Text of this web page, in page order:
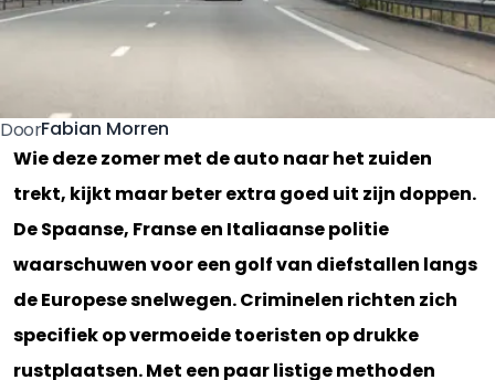
DoorFabian Morren
Wie deze zomer met de auto naar het zuiden
trekt, kijkt maar beter extra goed uit zijn doppen.
De Spaanse, Franse en Italiaanse politie
waarschuwen voor een golf van diefstallen langs
de Europese snelwegen. Criminelen richten zich
specifiek op vermoeide toeristen op drukke
rustplaatsen. Met een paar listige methoden